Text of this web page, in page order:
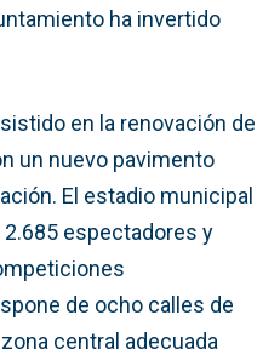
ha invertido
en la renovación de
un nuevo pavimento
El estadio municipal
espectadores y
de ocho calles de
central adecuada